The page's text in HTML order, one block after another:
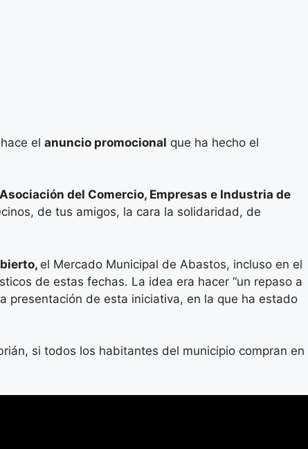
el anuncio promocional que ha hecho el
del Comercio, Empresas e Industria de
de tus amigos, la cara la solidaridad, de
el Mercado Municipal de Abastos, incluso en el
de estas fechas. La idea era hacer “un repaso a
presentación de esta iniciativa, en la que ha estado
si todos los habitantes del municipio compran en